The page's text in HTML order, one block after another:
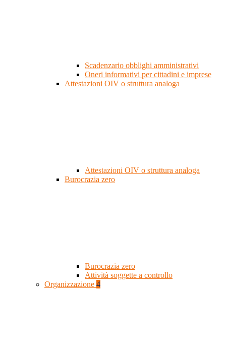
Scadenzario obblighi amministrativi
Oneri informativi per cittadini e imprese
Attestazioni OIV o struttura analoga
Attestazioni OIV o struttura analoga
Burocrazia zero
Burocrazia zero
Attività soggette a controllo
Organizzazione 4